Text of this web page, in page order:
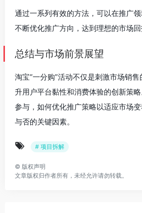
通过一系列有效的方法，可以在推广领
不断优化推广方向，达到理想的市场回
总结与市场前景展望
淘宝“一分购”活动不仅是刺激市场销
升用户平台黏性和消费体验的创新策
参与，如何优化推广策略以适应市场
与否的关键因素。
# 项目拆解
© 版权声明
文章版权归作者所有，未经允许请勿转载。